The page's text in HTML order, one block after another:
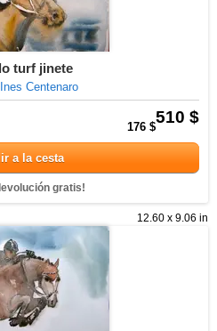
turf jinete
Centenaro
510 $
176 $
a la cesta
gratis!
12.60 x 9.06 in